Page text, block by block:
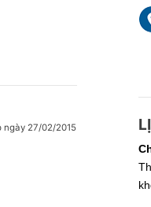
ngày 27/02/2015